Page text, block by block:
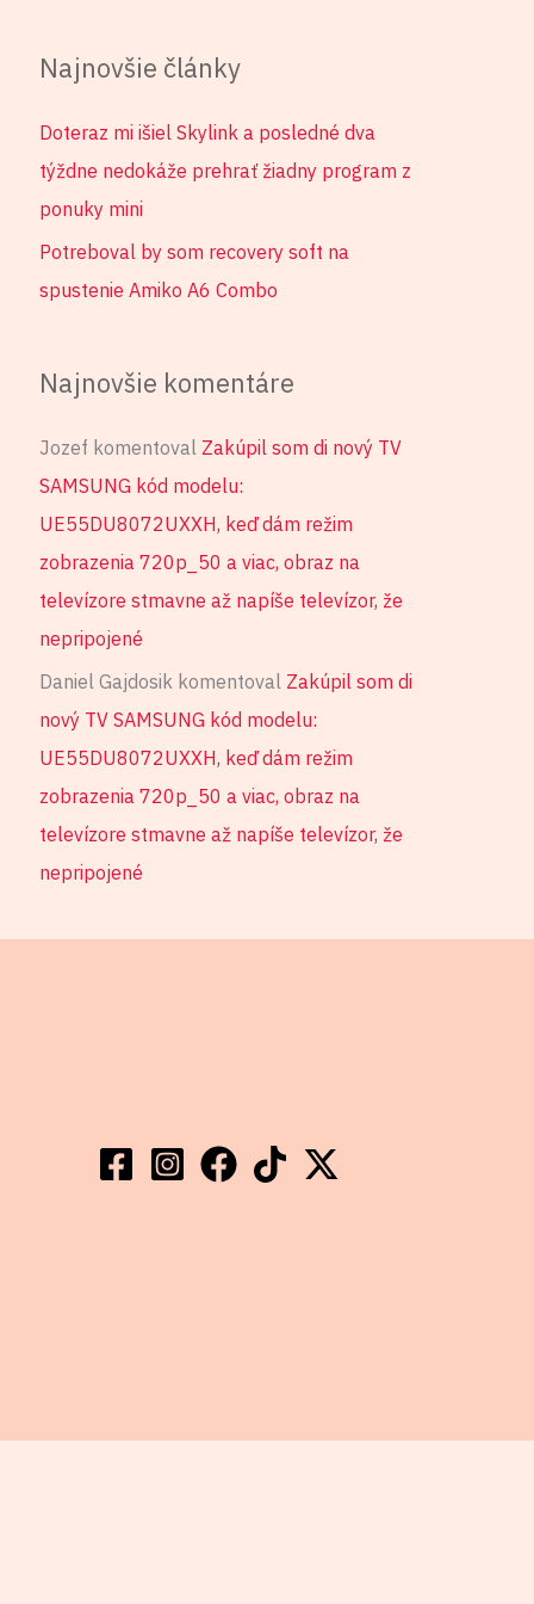
Najnovšie články
Doteraz mi išiel Skylink a posledné dva
týždne nedokáže prehrať žiadny program z
ponuky mini
Potreboval by som recovery soft na
spustenie Amiko A6 Combo
Najnovšie komentáre
Jozef komentoval Zakúpil som di nový TV
SAMSUNG kód modelu:
UE55DU8072UXXH, keď dám režim
zobrazenia 720p_50 a viac, obraz na
televízore stmavne až napíše televízor, že
nepripojené
Daniel Gajdosik komentoval Zakúpil som di
nový TV SAMSUNG kód modelu:
UE55DU8072UXXH, keď dám režim
zobrazenia 720p_50 a viac, obraz na
televízore stmavne až napíše televízor, že
nepripojené